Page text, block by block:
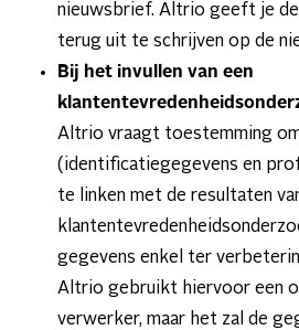
nieuwsbrief. Altrio geeft je
terug uit te schrijven op de
Bij het invullen van een
Altrio vraagt toestemming
(identificatiegegevens en
te linken met de resultaten
gegevens enkel ter
Altrio gebruikt hiervoor een
verwerker, maar het zal de